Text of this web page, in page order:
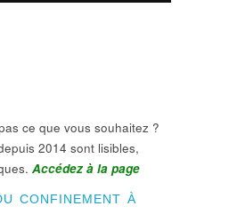
ce que vous souhaitez ?
2014 sont lisibles,
Accédez à la page
CONFINEMENT À